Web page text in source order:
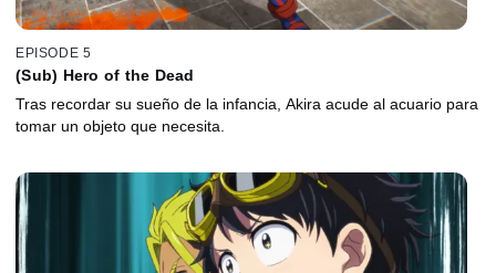
EPISODE 5
(Sub) Hero of the Dead
Tras recordar su sueño de la infancia, Akira acude al acuario para
tomar un objeto que necesita.